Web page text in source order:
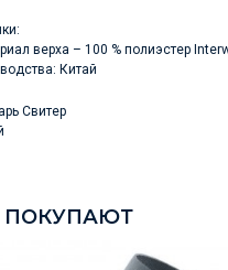
верха – 100 % полиэстер
Китай
Свитер
ПОКУПАЮТ